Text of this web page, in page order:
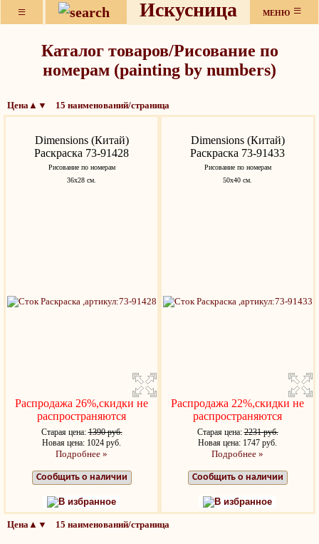
≡ Искусница МЕНЮ ≡
Каталог товаров/Рисование по
номерам (painting by numbers)
Цена▲▼ 15 наименований/страница
Dimensions (Китай)
Раскраска 73-91428
Рисование по номерам
36х28 см.
Распродажа 26%,скидки не
распространяются
Старая цена:1390 руб.
Новая цена: 1024 руб.
Подробнее »
Сообщить о наличии
В избранное
Dimensions (Китай)
Раскраска 73-91433
Рисование по номерам
50х40 см.
Распродажа 22%,скидки не
распространяются
Старая цена:2231 руб.
Новая цена: 1747 руб.
Подробнее »
Сообщить о наличии
В избранное
Цена▲▼ 15 наименований/страница